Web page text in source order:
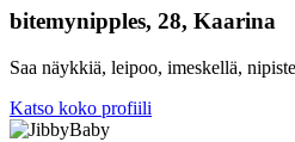
bitemynipples, 28, Kaarina
Saa näykkiä, leipoo, imeskellä,
Katso koko profiili